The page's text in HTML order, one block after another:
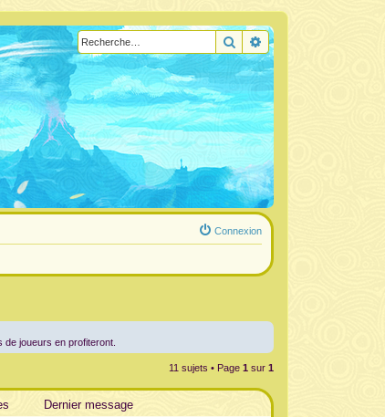
RechercherRecherche avancée
Connexion
joueurs en profiteront.
11 sujets • Page 1 sur 1
Dernier message